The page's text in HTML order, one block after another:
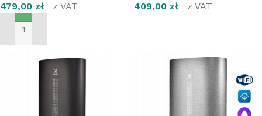
479,00 zł z VAT
DODAJ DO KOSZYKA
409,00 zł z VAT